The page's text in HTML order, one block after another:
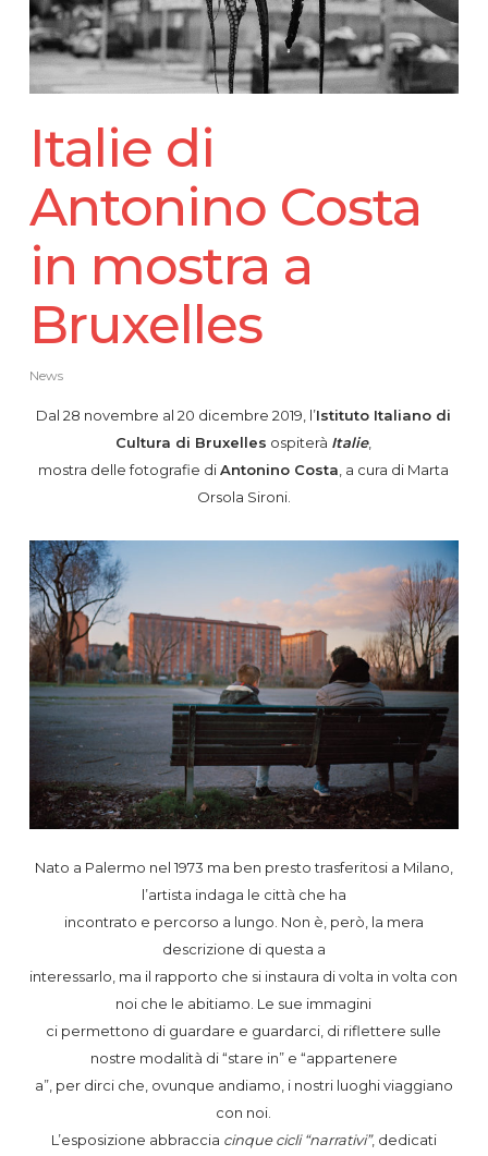
Italie di
Antonino Costa
in mostra a
Bruxelles
News
Dal 28 novembre al 20 dicembre 2019, l’Istituto Italiano di
Cultura di Bruxelles ospiterà Italie,
mostra delle fotografie diAntonino Costa , a cura di Marta
Orsola Sironi.
Nato a Palermo nel 1973 ma ben presto trasferitosi a Milano,
l’artista indaga le città che ha
incontrato e percorso a lungo. Non è, però, la mera
descrizione di questa a
interessarlo, ma il rapporto che si instaura di volta in volta con
noi che le abitiamo. Le sue immagini
ci permettono di guardare e guardarci, di riflettere sulle
nostre modalità di “stare in” e “appartenere
a”, per dirci che, ovunque andiamo, i nostri luoghi viaggiano
con noi.
L’esposizione abbraccia cinque cicli “narrativi”, dedicati